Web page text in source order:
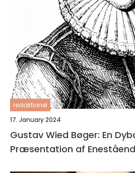
redaktionel
17. January 2024
Gustav Wied Bøger: En
Præsentation af